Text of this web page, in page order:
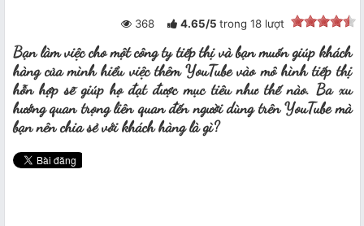
368 4.65/5 trong 18lượt
Bạn làm việc cho một công ty tiếp thị và bạn muốn giúp khách
hàng của mình hiểu việc thêm YouTube vào mô hình tiếp thị
hỗn hợp sẽ giúp họ đạt được mục tiêu như thế nào. Ba xu
hướng quan trọng liên quan đến người dùng trên YouTube mà
bạn nên chia sẻ với khách hàng là gì?